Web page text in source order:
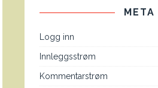
META
Logg inn
Innleggsstrøm
Kommentarstrøm